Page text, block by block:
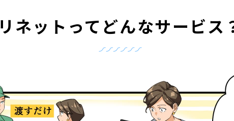
リネットってどんなサービス